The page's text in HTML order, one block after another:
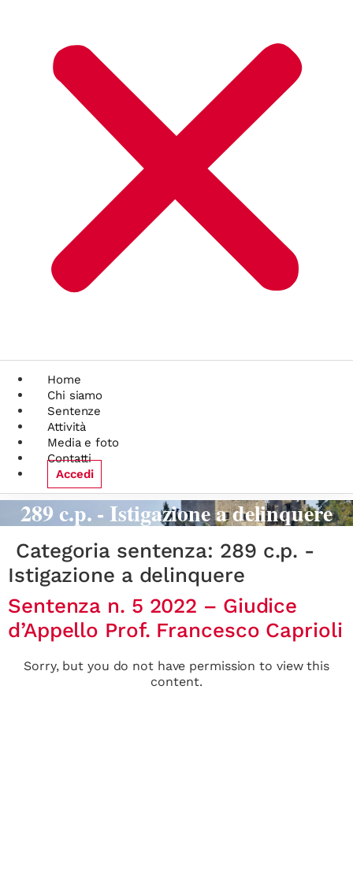
Home
Chi siamo
Sentenze
Attività
Media e foto
Contatti
Accedi
289 c.p. - Istigazione a delinquere
Categoria sentenza: 289 c.p. -
Istigazione a delinquere
Sentenza n. 5 2022 – Giudice
d’Appello Prof. Francesco Caprioli
Sorry, but you do not have permission to view this
content.